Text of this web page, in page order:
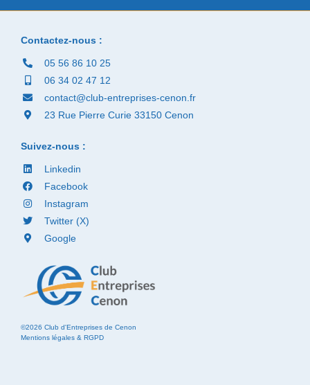
©2026 Club d'Entreprises de Cenon
Mentions légales & RGPD
Contactez-nous :
05 56 86 10 25
06 34 02 47 12
contact@club-entreprises-cenon.fr
23 Rue Pierre Curie 33150 Cenon
Suivez-nous :
Linkedin
Facebook
Instagram
Twitter (X)
Google